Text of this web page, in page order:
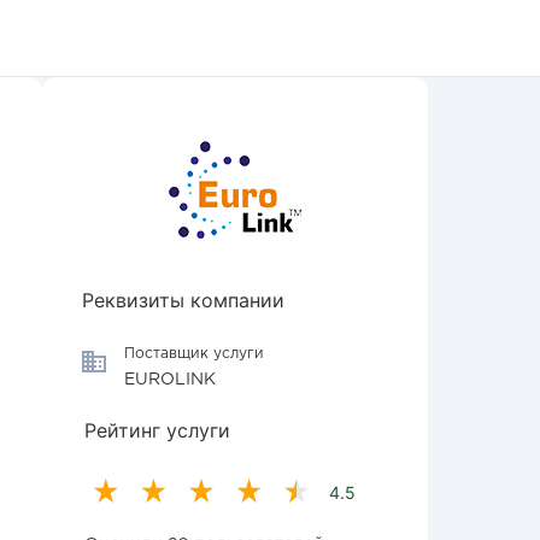
Реквизиты компании
Поставщик услуги
EUROLINK
Рейтинг услуги
4.5